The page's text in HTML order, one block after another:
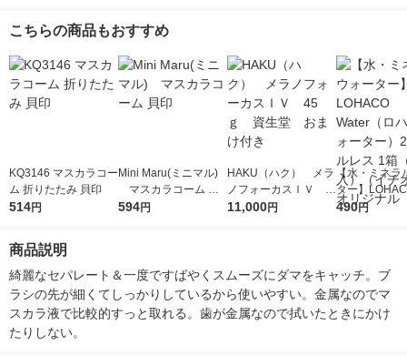
こちらの商品もおすすめ
KQ3146 マスカラコー
ム 折りたたみ 貝印
514円
Mini Maru(ミニマル)
マスカラコーム 貝
印
594円
HAKU（ハク） メラ
ノフォーカスＩＶ 4
5ｇ 資生堂 おまけ
11,000円
【水・ミネラ
ター】
r（ロハコウ
490円
商品説明
綺麗なセパレート＆一度ですばやくスムーズにダマをキャッチ。ブ
ラシの先が細くてしっかりしているから使いやすい。金属なのでマ
スカラ液で比較的すっと取れる。歯が金属なので拭いたときにかけ
たりしない。